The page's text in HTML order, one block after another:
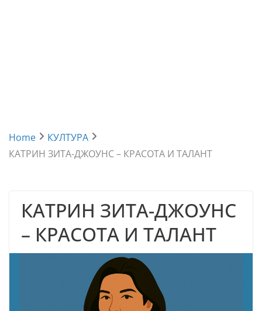
Home
КУЛТУРА
КАТРИН ЗИТА-ДЖОУНС – КРАСОТА И ТАЛАНТ
КАТРИН ЗИТА-ДЖОУНС
– КРАСОТА И ТАЛАНТ